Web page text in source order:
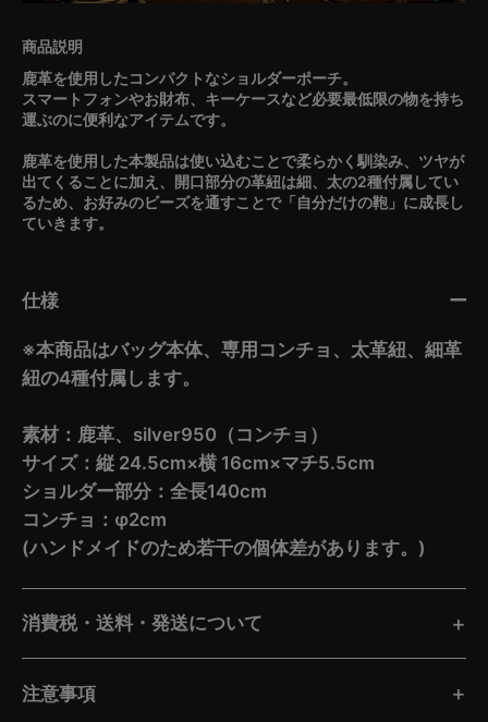
鹿革を使用したコンパクトなショルダーポーチ。
スマートフォンやお財布、キーケースなど必要最低限の物を持ち
運ぶのに便利なアイテムです。
鹿革を使用した本製品は使い込むことで柔らかく馴染み、ツヤが
出てくることに加え、開口部分の革紐は細、太の2種付属してい
るため、お好みのビーズを通すことで「自分だけの鞄」に成長し
ていきます。
仕様
※本商品はバッグ本体、専用コンチョ、太革紐、細革
紐の4種付属します。
素材：鹿革、silver950（コンチョ）
サイズ：縦 24.5cm×横 16cm×マチ5.5cm
ショルダー部分：全長140cm
コンチョ：φ2cm
(ハンドメイドのため若干の個体差があります。)
消費税・送料・発送について
注意事項